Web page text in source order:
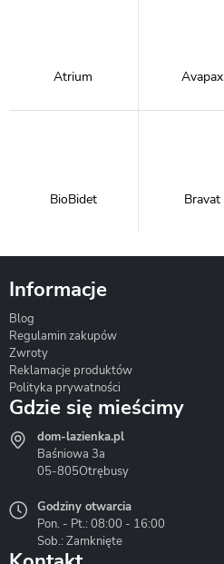
Atrium Avapax
BioBidet Bravat
Hydrostop
Informacje
Blog
Regulamin zakupów
Zwroty
Reklamacje produktów
Polityka prywatności
Gdzie się mieścimy
dom-lazienka.pl
Baśniowa 3a
05-805Otrębusy
Godziny otwarcia
Pon. - Pt.: 08:00 - 16:00
Sob.: Zamknięte